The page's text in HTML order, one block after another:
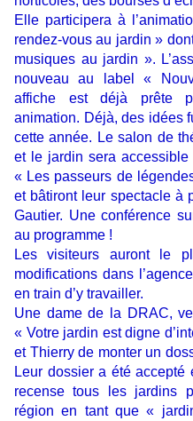
Elle participera à
rendez-vous au jardin »
musiques au jardin ».
nouveau au label «
affiche est déjà prête
animation. Déjà, des idées
cette année. Le salon de
et le jardin sera
« Les passeurs de
et bâtiront leur spectacle à
Gautier. Une conférence
au programme !
Les visiteurs auront le
modifications dans
en train d’y travailler.
Une dame de la DRAC,
« Votre jardin est digne
et Thierry de monter un
Leur dossier a été
recense tous les jardins
région en tant que «